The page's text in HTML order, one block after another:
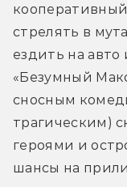
стрелять в
ездить на
«Безумный
сносным
трагическим)
героями и
шансы на